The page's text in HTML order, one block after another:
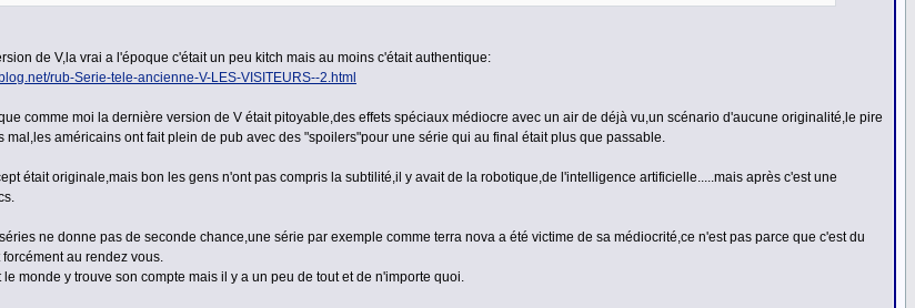
de V,la vrai a l'époque c'était un peu kitch mais au moins c'était authentique:
rub-Serie-tele-ancienne-V-LES-VISITEURS--2.html
comme moi la dernière version de V était pitoyable,des effets spéciaux médiocre avec un air de déjà vu,un scénario d'aucune originalité,le pire
mal,les américains ont fait plein de pub avec des "spoilers"pour une série qui au final était plus que passable.
était originale,mais bon les gens n'ont pas compris la subtilité,il y avait de la robotique,de l'intelligence artificielle.....mais après c'est une
ne donne pas de seconde chance,une série par exemple comme terra nova a été victime de sa médiocrité,ce n'est pas parce que c'est du
au rendez vous.
monde y trouve son compte mais il y a un peu de tout et de n'importe quoi.